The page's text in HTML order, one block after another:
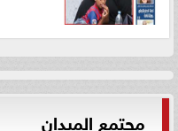
مجتمع الميدان